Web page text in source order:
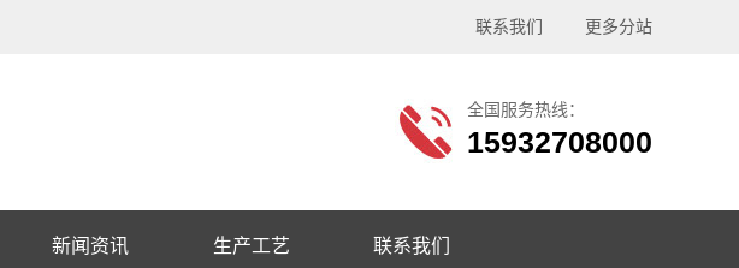
联系我们 更多分站
全国服务热线：
15932708000
新闻资讯 生产工艺 联系我们